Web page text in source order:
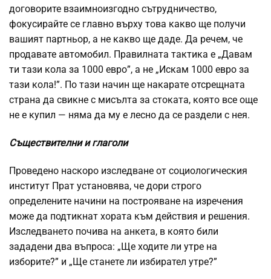
договорите взаимноизгодно сътрудничество,
фокусирайте се главно върху това какво ще получи
вашият партньор, а не какво ще даде. Да речем, че
продавате автомобил. Правилната тактика е „Давам
ти тази кола за 1000 евро”, а не „Искам 1000 евро за
тази кола!”. По тази начин ще накарате отсрещната
страна да свикне с мисълта за стоката, която все още
не е купил — няма да му е лесно да се раздели с нея.
Съществителни и глаголи
Проведено наскоро изследване от социологическия
институт Прат установява, че дори строго
определените начини на построяване на изречения
може да подтикнат хората към действия и решения.
Изследването почива на анкета, в която били
зададени два въпроса: „Ще ходите ли утре на
изборите?” и „Ще станете ли избирател утре?”